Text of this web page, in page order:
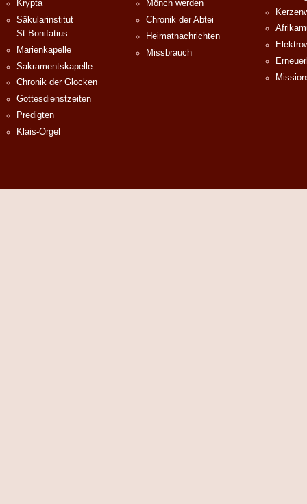
Krypta
Säkularinstitut
St.Bonifatius
Marienkapelle
Sakramentskapelle
Chronik der Glocken
Gottesdienstzeiten
Predigten
Klais-Orgel
Mönch werden
Chronik der Abtei
Heimatnachrichten
Missbrauch